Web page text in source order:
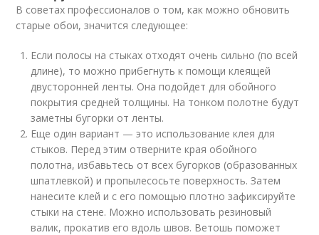
В советах профессионалов о том, как можно обновить
старые обои, значится следующее:
Если полосы на стыках отходят очень сильно (по всей
длине), то можно прибегнуть к помощи клеящей
двусторонней ленты. Она подойдет для обойного
покрытия средней толщины. На тонком полотне будут
заметны бугорки от ленты.
Еще один вариант — это использование клея для
стыков. Перед этим отверните края обойного
полотна, избавьтесь от всех бугорков (образованных
шпатлевкой) и пропылесосьте поверхность. Затем
нанесите клей и с его помощью плотно зафиксируйте
стыки на стене. Можно использовать резиновый
валик, прокатив его вдоль швов. Ветошь поможет